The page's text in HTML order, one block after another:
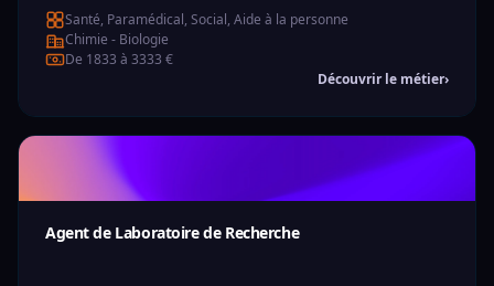
Santé, Paramédical, Social, Aide à la personne
Chimie - Biologie
De 1833 à 3333 €
Découvrir le métier›
Agent de Laboratoire de Recherche